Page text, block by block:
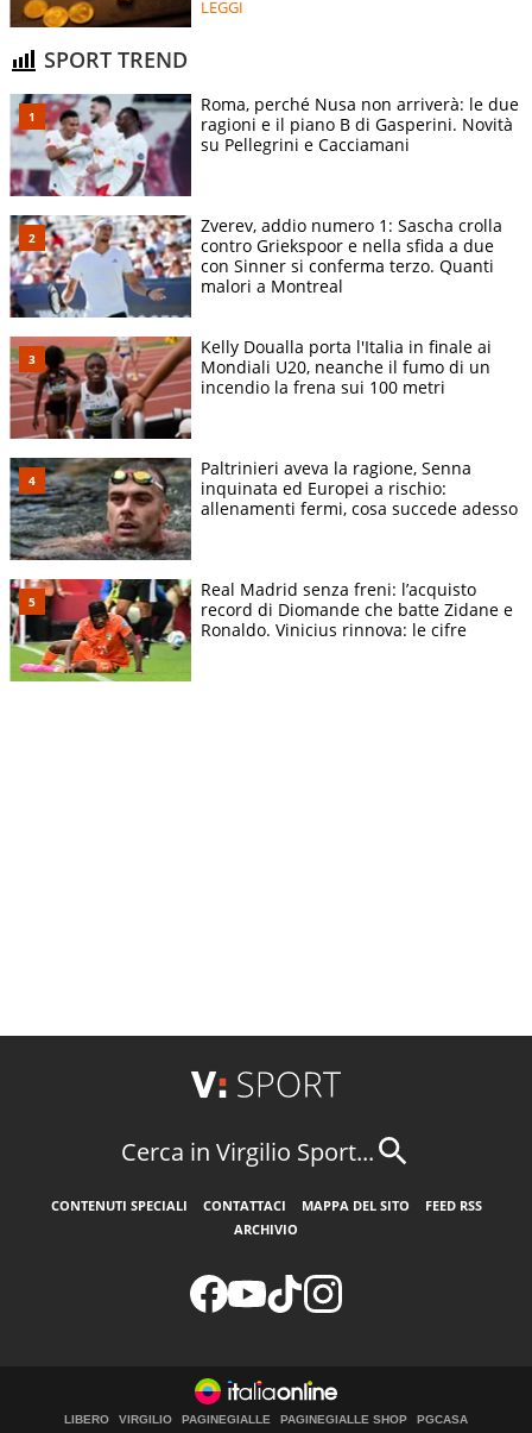
LEGGI
SPORT TREND
Roma, perché Nusa non arriverà: le due
ragioni e il piano B di Gasperini. Novità
su Pellegrini e Cacciamani
Zverev, addio numero 1: Sascha crolla
contro Griekspoor e nella sfida a due
con Sinner si conferma terzo. Quanti
malori a Montreal
Kelly Doualla porta l'Italia in finale ai
Mondiali U20, neanche il fumo di un
incendio la frena sui 100 metri
Paltrinieri aveva la ragione, Senna
inquinata ed Europei a rischio:
allenamenti fermi, cosa succede adesso
Real Madrid senza freni: l’acquisto
record di Diomande che batte Zidane e
Ronaldo. Vinicius rinnova: le cifre
Cerca in Virgilio Sport...
CONTENUTI SPECIALI CONTATTACI MAPPA DEL SITO
FEED RSS
ARCHIVIO
LIBERO VIRGILIO PAGINEGIALLE PAGINEGIALLE SHOP PGCASA